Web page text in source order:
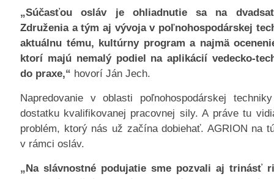
„Súčasťou osláv je ohliadnutie sa na
Združenia a tým aj vývoja v poľnohospodárskej
aktuálnu tému, kultúrny program a najmä
ktorí majú nemalý podiel na aplikácií vedecko-
do praxe,“ hovorí Ján Jech.
Napredovanie v oblasti poľnohospodárskej
dostatku kvalifikovanej pracovnej sily. A práve tu
problém, ktorý nás už začína dobiehať. AGRION na
v rámci osláv.
„Na slávnostné podujatie sme pozvali aj trinásť